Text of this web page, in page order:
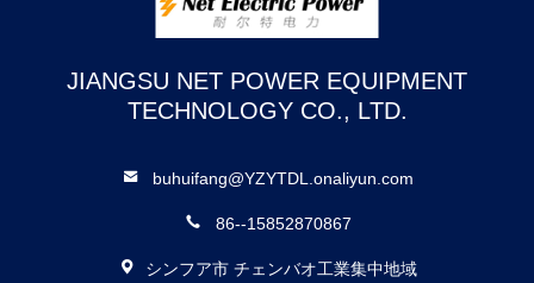
JIANGSU NET POWER EQUIPMENT
TECHNOLOGY CO., LTD.
buhuifang@YZYTDL.onaliyun.com
86--15852870867
シンフア市 チェンバオ工業集中地域